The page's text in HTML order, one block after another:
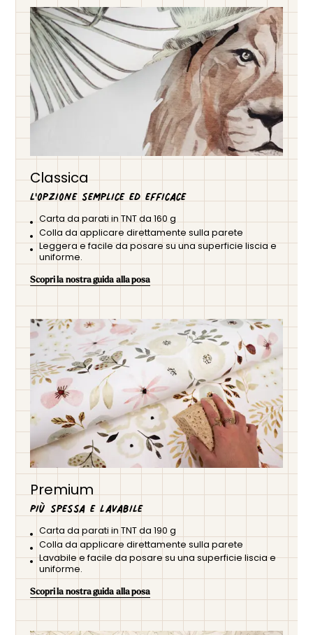
terracotta caldo, giallo senape brillante, beige rilassante o
anche una versione minimalista in bianco e nero. Il suo
design delicato e stimolante favorisce lo sviluppo e
l'immaginazione dei piccoli avventurieri, integrandosi
armoniosamente con diversi stili di arredamento. Facile da
posare e realizzata con materiali di qualità, questa carta da
parati è perfetta per creare un universo al tempo stesso
poetico e dinamico nella camera dei vostri bambini.
Classica
L'opzione semplice ed efficace
Carta da parati in TNT da 160 g
Colla da applicare direttamente sulla parete
Leggera e facile da posare su una superficie liscia e
uniforme.
Scopri la nostra guida alla posa
Premium
Più spessa e lavabile
Carta da parati in TNT da 190 g
Colla da applicare direttamente sulla parete
Lavabile e facile da posare su una superficie liscia e
uniforme.
Scopri la nostra guida alla posa